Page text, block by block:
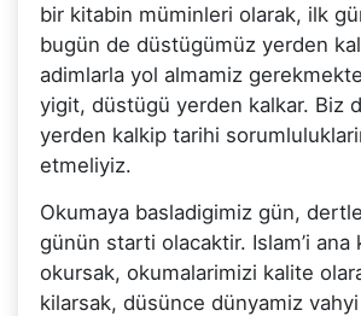
bir kitabin müminleri olarak, ilk
bugün de düstügümüz yerden
adimlarla yol almamiz
yigit, düstügü yerden kalkar. Biz
yerden kalkip tarihi
etmeliyiz.
Okumaya basladigimiz gün,
günün starti olacaktir. Islam’i ana
okursak, okumalarimizi kalite
kilarsak, düsünce dünyamiz